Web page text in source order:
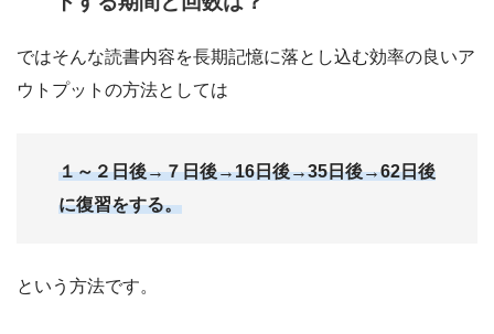
ではそんな読書内容を長期記憶に落とし込む効率の良いア
ウトプットの方法としては
１～２日後→７日後→16日後→35日後→62日後
に復習をする。
という方法です。